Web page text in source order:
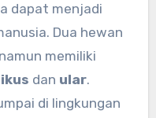
dapat menjadi
Dua hewan
memiliki
dan ular.
di lingkungan